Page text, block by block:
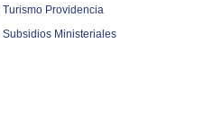
Turismo Providencia
Subsidios Ministeriales